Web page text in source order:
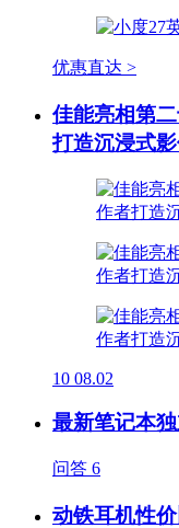
优惠直达 >
佳能亮相第
打造沉浸式
10 08.02
最新笔记本
问答 6
动铁耳机性